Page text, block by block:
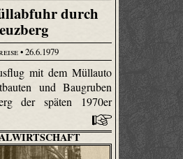
durch
• 26.6.1979
mit dem Müllauto
und Baugruben
der späten 1970er